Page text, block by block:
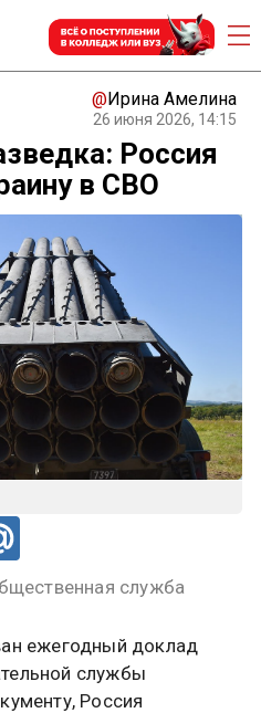
@Ирина Амелина
26 июня 2026, 14:15
Россия
в СВО
служба
ежегодный доклад
службы
Россия